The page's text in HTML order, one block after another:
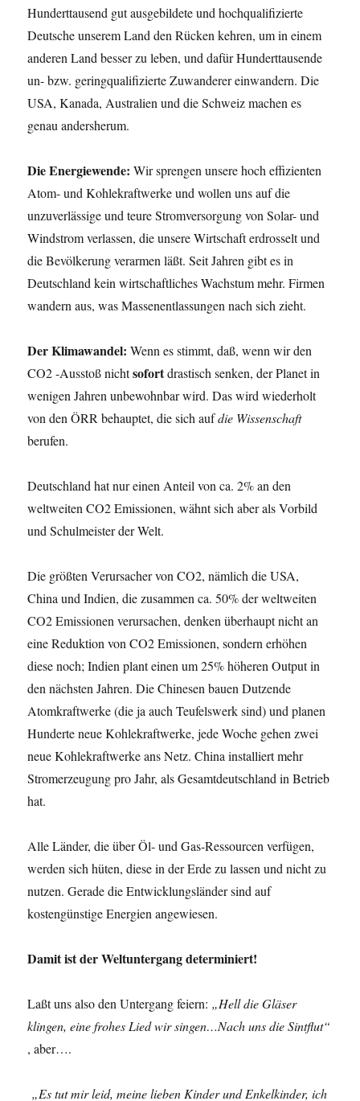
Hunderttausend gut ausgebildete und hochqualifizierte
Deutsche unserem Land den Rücken kehren, um in einem
anderen Land besser zu leben, und dafür Hunderttausende
un- bzw. geringqualifizierte Zuwanderer einwandern. Die
USA, Kanada, Australien und die Schweiz machen es
genau andersherum.
Die Energiewende:Wir sprengen unsere hoch effizienten
Atom- und Kohlekraftwerke und wollen uns auf die
unzuverlässige und teure Stromversorgung von Solar- und
Windstrom verlassen, die unsere Wirtschaft erdrosselt und
die Bevölkerung verarmen läßt. Seit Jahren gibt es in
Deutschland kein wirtschaftliches Wachstum mehr. Firmen
wandern aus, was Massenentlassungen nach sich zieht.
Der Klimawandel: Wenn es stimmt, daß, wenn wir den
CO2 -Ausstoß nichtsofortdrastisch senken, der Planet in
wenigen Jahren unbewohnbar wird. Das wird wiederholt
von den ÖRR behauptet, die sich aufdie Wissenschaft
berufen.
Deutschland hat nur einen Anteil von ca. 2% an den
weltweiten CO2 Emissionen, wähnt sich aber als Vorbild
und Schulmeister der Welt.
Die größten Verursacher von CO2, nämlich die USA,
China und Indien, die zusammen ca. 50% der weltweiten
CO2 Emissionen verursachen, denken überhaupt nicht an
eine Reduktion von CO2 Emissionen, sondern erhöhen
diese noch; Indien plant einen um 25% höheren Output in
den nächsten Jahren. Die Chinesen bauen Dutzende
Atomkraftwerke (die ja auch Teufelswerk sind) und planen
Hunderte neue Kohlekraftwerke, jede Woche gehen zwei
neue Kohlekraftwerke ans Netz. China installiert mehr
Stromerzeugung pro Jahr, als Gesamtdeutschland in Betrieb
hat.
Alle Länder, die über Öl- und Gas-Ressourcen verfügen,
werden sich hüten, diese in der Erde zu lassen und nicht zu
nutzen. Gerade die Entwicklungsländer sind auf
kostengünstige Energien angewiesen.
Damit ist der Weltuntergang determiniert!
Laßt uns also den Untergang feiern: „Hell die Gläser
klingen, eine frohes Lied wir singen…Nach uns die Sintflut“
, aber….
„Es tut mir leid, meine lieben Kinder und Enkelkinder, ich